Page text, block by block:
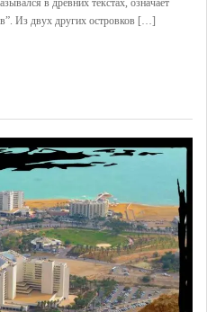
в древних текстах, означает
Из двух других островков […]